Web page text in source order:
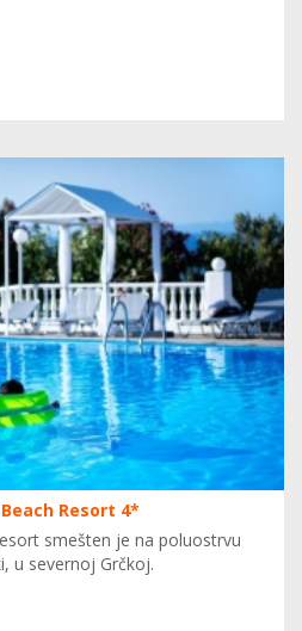
Resort 4*
smešten je na poluostrvu
u severnoj Grčkoj.